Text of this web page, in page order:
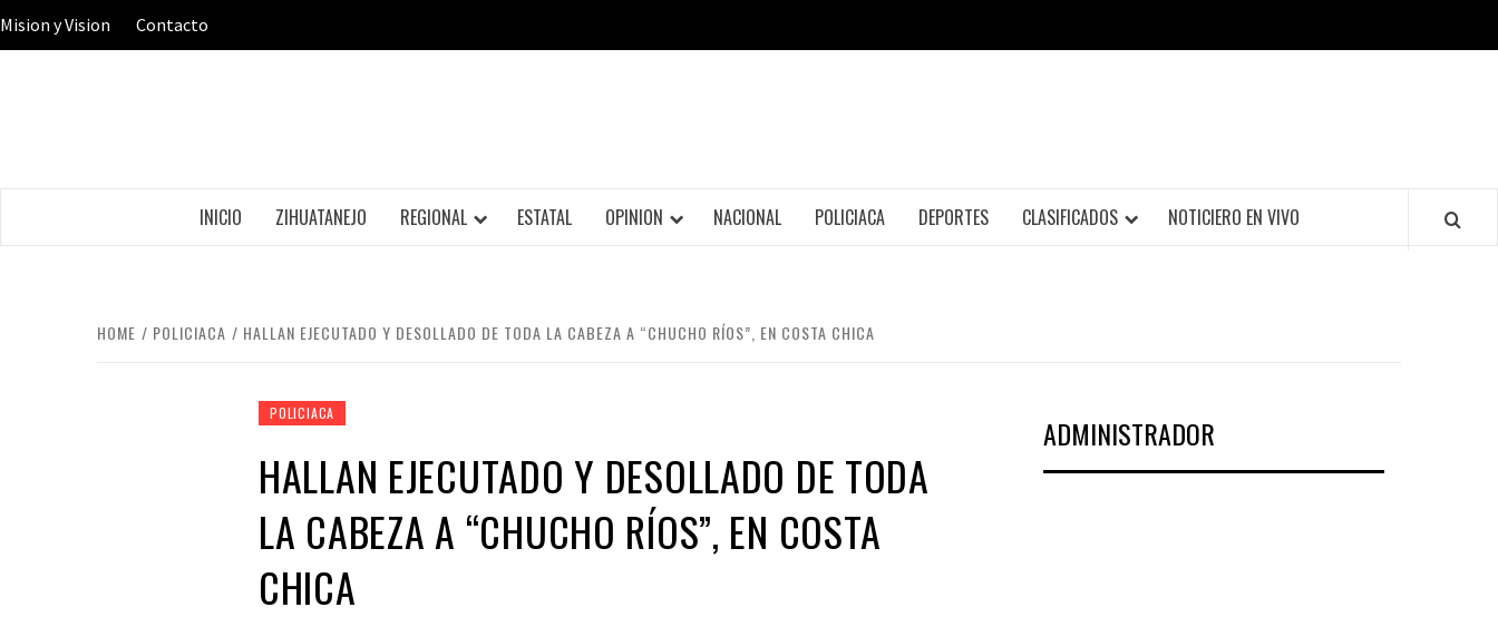
Mision y Vision Contacto
INICIO ZIHUATANEJO REGIONAL ESTATAL OPINION NACIONAL POLICIACA DEPORTES CLASIFICADOS NOTICIERO EN VIVO
HOME POLICIACA HALLAN EJECUTADO Y DESOLLADO DE TODA LA CABEZA A “CHUCHO RÍOS”, EN COSTA CHICA
POLICIACA
HALLAN EJECUTADO Y DESOLLADO DE TODA
LA CABEZA A “CHUCHO RÍOS”, EN COSTA
CHICA
ADMINISTRADOR